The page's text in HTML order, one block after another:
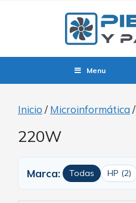
Menu
Inicio / Microinformática/
220W
Marca: Todas HP (2)